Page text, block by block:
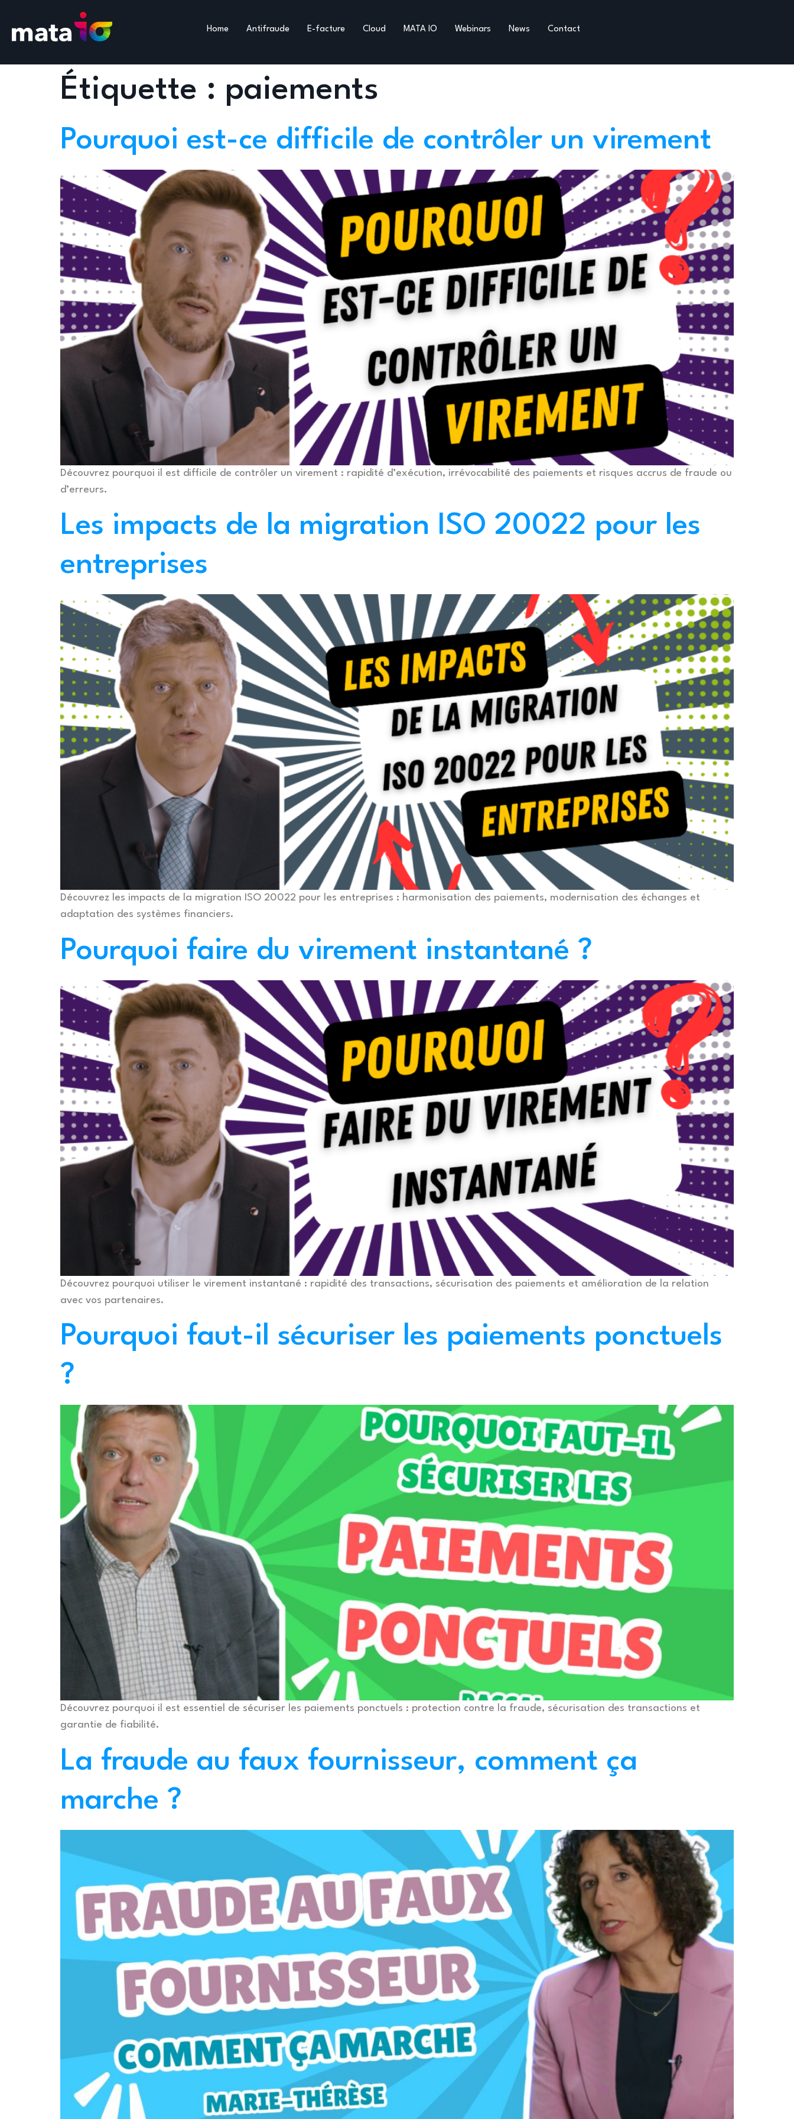
Home Antifraude E-facture Cloud MATA IO Webinars News Contact
Étiquette : paiements
Pourquoi est-ce difficile de contrôler un virement
Découvrez pourquoi il est difficile de contrôler un virement : rapidité d’exécution, irrévocabilité des paiements et risques accrus de fraude ou
d’erreurs.
Les impacts de la migration ISO 20022 pour les
entreprises
Découvrez les impacts de la migration ISO 20022 pour les entreprises : harmonisation des paiements, modernisation des échanges et
adaptation des systèmes financiers.
Pourquoi faire du virement instantané ?
Découvrez pourquoi utiliser le virement instantané : rapidité des transactions, sécurisation des paiements et amélioration de la relation
avec vos partenaires.
Pourquoi faut-il sécuriser les paiements ponctuels
?
Découvrez pourquoi il est essentiel de sécuriser les paiements ponctuels : protection contre la fraude, sécurisation des transactions et
garantie de fiabilité.
La fraude au faux fournisseur, comment ça
marche ?